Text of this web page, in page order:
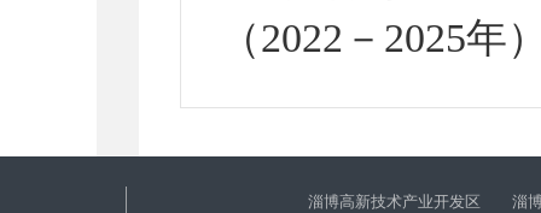
（2022－2025年
淄博高新技术产业开发区 淄博